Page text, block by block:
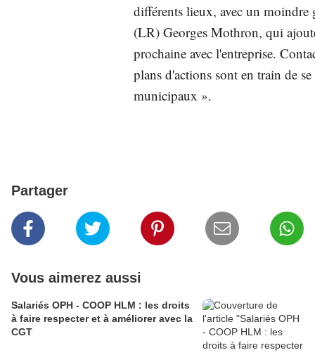
différents lieux, avec un moindre
(LR) Georges Mothron, qui
prochaine avec l'entreprise.
plans d'actions sont en train de
municipaux ».
Partager
Vous aimerez aussi
Salariés OPH - COOP HLM : les droits
à faire respecter et à améliorer avec la
CGT